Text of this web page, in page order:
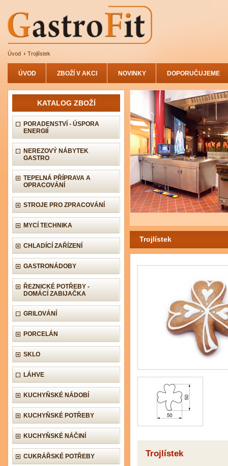
Úvod Trojlístek
ÚVOD ZBOŽÍ V AKCI NOVINKY DOPORUČUJEME
KATALOG ZBOŽÍ
PORADENSTVÍ - ÚSPORA
ENERGIÍ
NEREZOVÝ NÁBYTEK
GASTRO
TEPELNÁ PŘÍPRAVA A
OPRACOVÁNÍ
STROJE PRO ZPRACOVÁNÍ
MYCÍ TECHNIKA
CHLADÍCÍ ZAŘÍZENÍ
GASTRONÁDOBY
ŘEZNICKÉ POTŘEBY -
DOMÁCÍ ZABIJAČKA
GRILOVÁNÍ
PORCELÁN
SKLO
LÁHVE
KUCHYŇSKÉ NÁDOBÍ
KUCHYŇSKÉ POTŘEBY
KUCHYŇSKÉ NÁČINÍ
CUKRÁŘSKÉ POTŘEBY
Trojlístek
Trojlístek